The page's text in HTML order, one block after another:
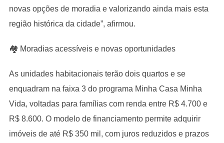
novas opções de moradia e valorizando ainda mais esta
região histórica da cidade”, afirmou.
🏘 Moradias acessíveis e novas oportunidades
As unidades habitacionais terão dois quartos e se
enquadram na faixa 3 do programa Minha Casa Minha
Vida, voltadas para famílias com renda entre R$ 4.700 e
R$ 8.600. O modelo de financiamento permite adquirir
imóveis de até R$ 350 mil, com juros reduzidos e prazos